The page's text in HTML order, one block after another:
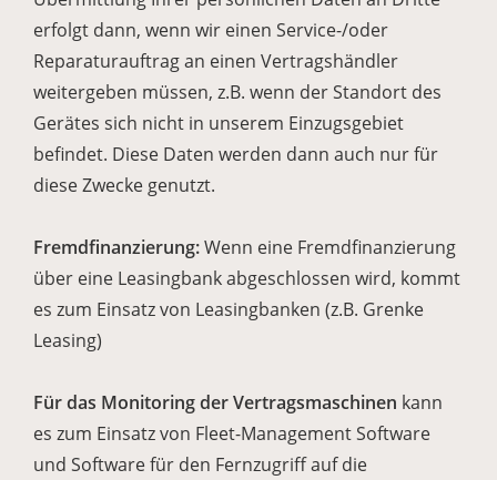
erfolgt dann, wenn wir einen Service-/oder
Reparaturauftrag an einen Vertragshändler
weitergeben müssen, z.B. wenn der Standort des
Gerätes sich nicht in unserem Einzugsgebiet
befindet. Diese Daten werden dann auch nur für
diese Zwecke genutzt.
Fremdfinanzierung:Wenn eine Fremdfinanzierung
über eine Leasingbank abgeschlossen wird, kommt
es zum Einsatz von Leasingbanken (z.B. Grenke
Leasing)
Für das Monitoring der Vertragsmaschinen kann
es zum Einsatz von Fleet-Management Software
und Software für den Fernzugriff auf die